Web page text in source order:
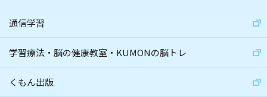
通信学習
学習療法・脳の健康教室・KUMONの脳トレ
くもん出版